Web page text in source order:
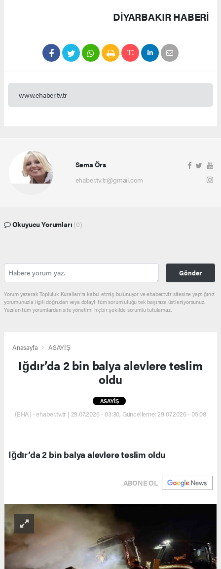
DIYARBAKIR HABERİ
www.ehaber.tv.tr
Sema Örs
ehaber.tv.tr@gmail.com
Okuyucu Yorumları (0)
Gönder
Yorum yazarak Topluluk Kuralları’nı kabul etmiş bulunuyor ve ehaber.tv.tr sitesine yaptığınız
yorumunuzla ilgili doğrudan veya dolaylı tüm sorumluluğu tek başınıza üstleniyorsunuz.
Yazılan tüm yorumlardan site yönetimi hiçbir şekilde sorumlu tutulamaz.
Anasayfa ASAYİŞ
Iğdır’da 2 bin balya alevlere teslim
oldu
ASAYİŞ
(EHA) - ehaber.tv.tr | 29.07.2026 - 03:30, Güncelleme: 29.07.2026 - 05:08
Iğdır’da 2 bin balya alevlere teslim oldu
ABONE OL